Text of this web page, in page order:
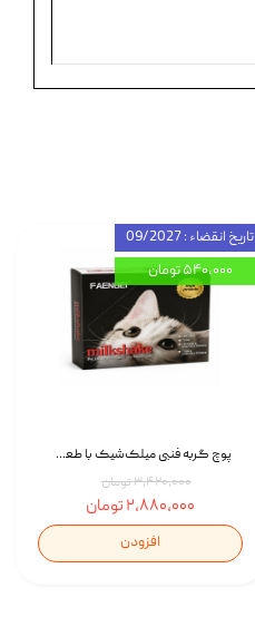
پوچ گربه فنبی میلک‌شیک با طعم مرغ Faenbei Cat Milk Shake Pouch بسته 12 عددی
۳,۴۲۰,۰۰۰ تومان
۲,۸۸۰,۰۰۰ تومان
افزودن
تاریخ انقضاء : 09/2027
۵۴۰,۰۰۰ تومان